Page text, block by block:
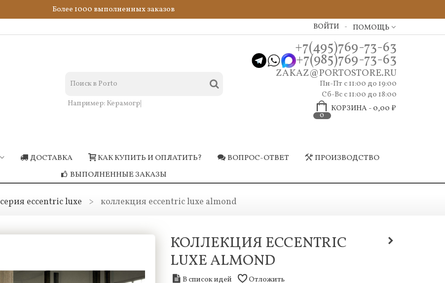
Более 1000 выполненных заказов
ПОМОЩЬ
ВОЙТИ
Например:Керамогранит сини
+7(495)769-73-63
+7(985)769-73-63
ZAKAZ@PORTOSTORE.RU
Пн-Пт c 11:00 до 19:00
Сб-Вс с 11:00 до 18:00
0
КОРЗИНА -0,00 ₽
ДОСТАВКА КАК КУПИТЬ И ОПЛАТИТЬ? ВОПРОС-ОТВЕТ
ПРОИЗВОДСТВО
ВЫПОЛНЕННЫЕ ЗАКАЗЫ
серия eccentric luxe > коллекция eccentric luxe almond
КОЛЛЕКЦИЯ ECCENTRIC
LUXE ALMOND
В список идей Отложить